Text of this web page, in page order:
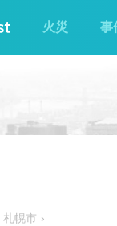
火災 事
札幌市